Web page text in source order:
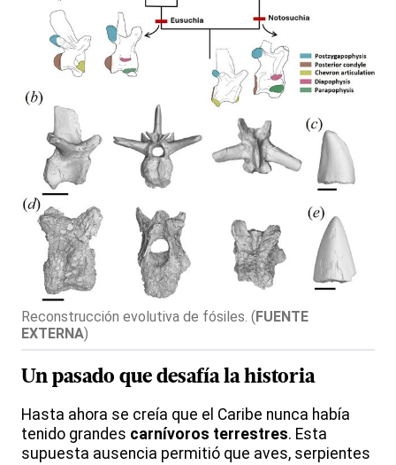
Reconstrucción evolutiva de fósiles. (FUENTE
EXTERNA)
Un pasado que desafía la historia
Hasta ahora se creía que el Caribe nunca había
tenido grandes carnívoros terrestres. Esta
supuesta ausencia permitió que aves, serpientes